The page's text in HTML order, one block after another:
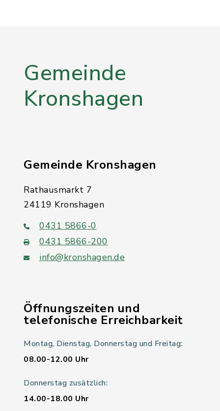
Gemeinde
Kronshagen
Gemeinde Kronshagen
Rathausmarkt 7
24119 Kronshagen
0431 5866-0
0431 5866-200
info@kronshagen.de
Öffnungszeiten und
telefonische Erreichbarkeit
Montag, Dienstag, Donnerstag und Freitag:
08.00-12.00 Uhr
Donnerstag zusätzlich:
14.00-18.00 Uhr